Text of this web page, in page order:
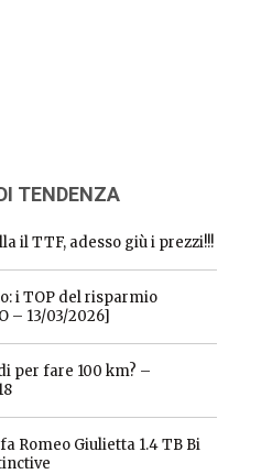
TENDENZA
il TTF, adesso giù i prezzi!!!
i TOP del risparmio
– 13/03/2026]
per fare 100 km? –
Romeo Giulietta 1.4 TB Bi